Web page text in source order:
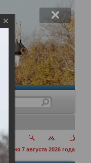
сегодня 7 августа 2026 года